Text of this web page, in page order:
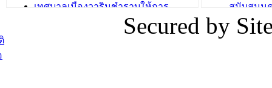
เทศบาลเมืองวารินชำราบให้การ
ต้อนรับพนักงานเทศบาลผู้ผ่านการ
สรรหาให้ดำรงตำแหน่งสายงานผู้
สนับสนุน
ภัยน้ำท่วม
ภาพบรร
Secured by